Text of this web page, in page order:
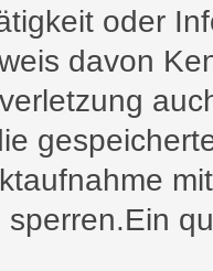
oder
davon